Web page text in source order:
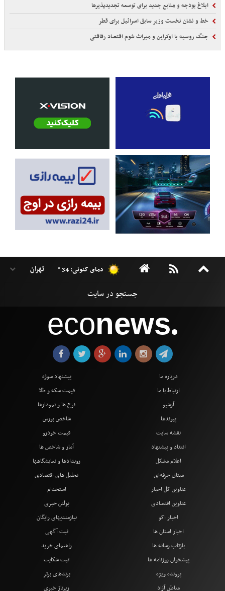
ابلاغ بودجه و منابع جدید برای توسعه تجدیدپذیرها
خط و نشان نخست وزیر سابق اسرائیل برای قطر
جنگ روسیه با اوکراین و میراث شوم اقتصاد رفاقتی
دمای کنونی: 34 °
econews●
درباره ما
ارتباط با ما
آرشیو
پیوندها
نقشه سایت
انتقاد و پیشنهاد
اعلام مشکل
میثاق حرفه‌ای
پیشنهاد سوژه
قیمت سکه و طلا
نرخ ها و نمودارها
شاخص بورس
قیمت خودرو
آمار و شاخص ها
رویدادها و نمایشگاهها
تحلیل های اقتصادی
عناوین کل اخبار
عناوین اقتصادی
اخبار اکو
اخبار استان ها
بازتاب رسانه ها
پیشخوان روزنامه ها
پرونده ویژه
مناطق آزاد
استخدام
بولتن خبری
نیازمندیهای رایگان
ثبت آگهی
راهنمای خرید
ثبت شکایت
برندهای برتر
رپرتاژ خبری